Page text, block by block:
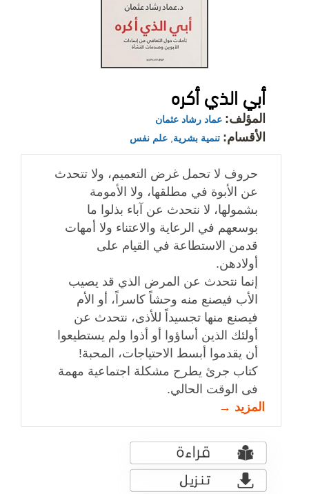
أبي الذي أكره
المؤلف: عماد رشاد عثمان
الأقسام: تنمية بشرية, علم نفس
حروف لا تحمل غرض التعميم، ولا تتحدث
عن الأبوة في مطلقها، ولا الأمومة
بشمولها، لا نتحدث عن آباء بذلوا ما
بوسعهم في الرعاية والاعتناء ولا أمهات
قدمن الاستطاعة في القيام على
أولادهن.
إنما نتحدث عن المرض الذي قد يصيب
الأب فيصنع منه وحشاً كاسراً، أو الأم
فيصنع منها تجسيداً للأذى، نتحدث عن
أولئك الذين أساؤوا أو أذوا ولم يستطيعوا
أن يقدموا أبسط الاحتياجات، المحبة!
كتاب جرئ يطرح مشكلة اجتماعية مهمة
فى الوقت الحالي.
المزيد →